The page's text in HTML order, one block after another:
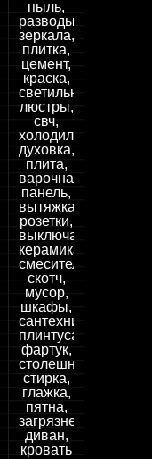
пыль,
разводы,
зеркала,
плитка,
цемент,
краска,
светильники,
люстры,
свч,
холодильник,
духовка,
плита,
варочная
панель,
вытяжка,
розетки,
выключатели,
керамика,
смесители,
скотч,
мусор,
шкафы,
сантехника,
плинтуса,
фартук,
столешница,
стирка,
глажка,
пятна,
загрязнения,
диван,
кровать